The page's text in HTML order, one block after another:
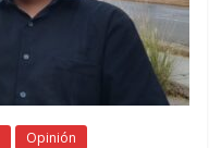
Opinión